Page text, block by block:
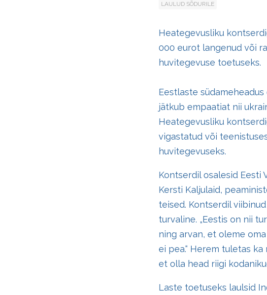
LAULUD SÕDURILE
Heategevusliku
000 eurot langenud või
huvitegevuse toetuseks.
Eestlaste
jätkub empaatiat nii
Heategevusliku
vigastatud või
huvitegevuseks.
Kontserdil osalesid Eesti
Kersti Kaljulaid,
teised. Kontserdil
turvaline. „Eestis on nii
ning arvan, et oleme
ei pea.“ Herem tuletas
et olla head riigi
Laste toetuseks laulsid